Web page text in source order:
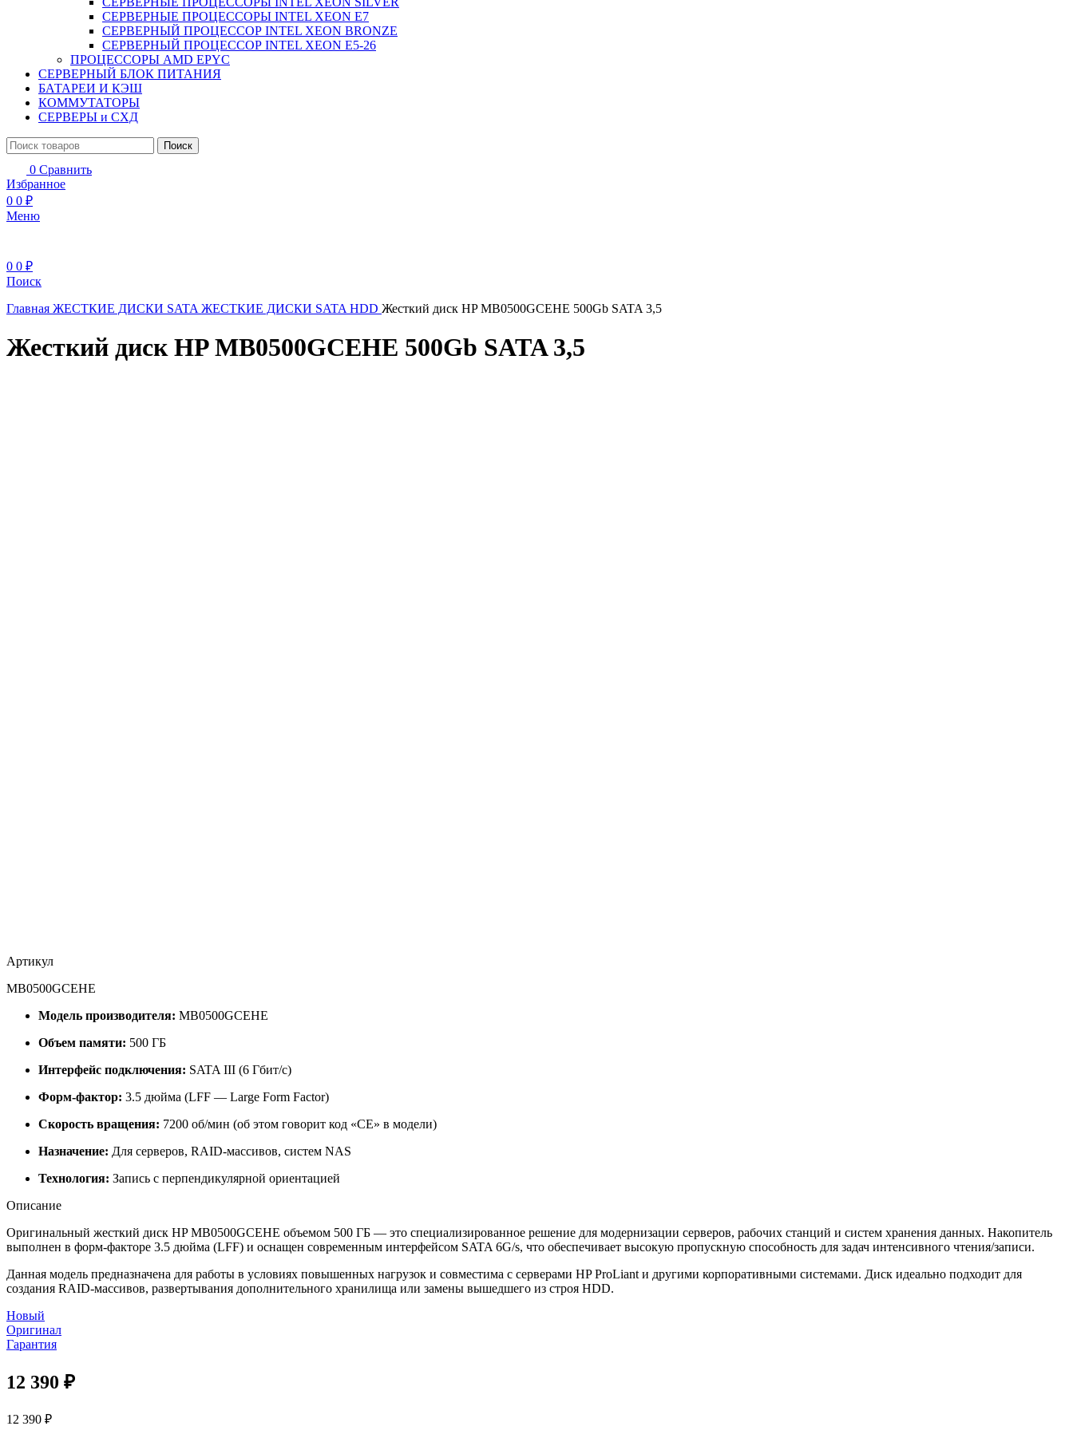
СЕРВЕРНЫЕ ПРОЦЕССОРЫ INTEL XEON Е7
СЕРВЕРНЫЙ ПРОЦЕССОР INTEL XEON BRONZE
СЕРВЕРНЫЙ ПРОЦЕССОР INTEL XEON Е5-26
ПРОЦЕССОРЫ AMD EPYC
СЕРВЕРНЫЙ БЛОК ПИТАНИЯ
БАТАРЕИ И КЭШ
КОММУТАТОРЫ
СЕРВЕРЫ и СХД
Поиск
0 Сравнить
Избранное
0 0 ₽
Меню
0 0 ₽
Поиск
Главная ЖЕСТКИЕ ДИСКИ SATA ЖЕСТКИЕ ДИСКИ SATA HDD Жесткий диск HP MB0500GCEHE 500Gb SATA 3,5
Жесткий диск HP MB0500GCEHE 500Gb SATA 3,5
Артикул
MB0500GCEHE
Модель производителя: MB0500GCEHE
Объем памяти: 500 ГБ
Интерфейс подключения: SATA III (6 Гбит/с)
Форм-фактор: 3.5 дюйма (LFF — Large Form Factor)
Скорость вращения: 7200 об/мин (об этом говорит код «CE» в модели)
Назначение: Для серверов, RAID-массивов, систем NAS
Технология: Запись с перпендикулярной ориентацией
Описание
Оригинальный жесткий диск HP MB0500GCEHE объемом 500 ГБ — это специализированное решение для модернизации серверов, рабочих станций и систем хранения данных. Накопитель
выполнен в форм-факторе 3.5 дюйма (LFF) и оснащен современным интерфейсом SATA 6G/s, что обеспечивает высокую пропускную способность для задач интенсивного чтения/записи.
Данная модель предназначена для работы в условиях повышенных нагрузок и совместима с серверами HP ProLiant и другими корпоративными системами. Диск идеально подходит для
создания RAID-массивов, развертывания дополнительного хранилища или замены вышедшего из строя HDD.
Новый
Оригинал
Гарантия
12 390 ₽
12 390 ₽